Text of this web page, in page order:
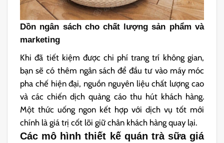
Dồn ngân sách cho chất lượng sản phẩm và
marketing
Khi đã tiết kiệm được chi phí trang trí không gian,
bạn sẽ có thêm ngân sách để đầu tư vào máy móc
pha chế hiện đại, nguồn nguyên liệu chất lượng cao
và các chiến dịch quảng cáo thu hút khách hàng.
Một thức uống ngon kết hợp với dịch vụ tốt mới
chính là giá trị cốt lõi giữ chân khách hàng quay lại.
Các mô hình thiết kế quán trà sữa giá